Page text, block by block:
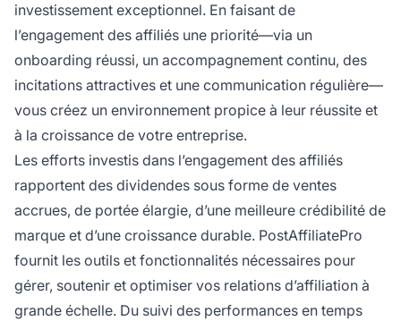
investissement exceptionnel. En faisant de
l’engagement des affiliés une priorité—via un
onboarding réussi, un accompagnement continu, des
incitations attractives et une communication régulière—
vous créez un environnement propice à leur réussite et
à la croissance de votre entreprise.
Les efforts investis dans l’engagement des affiliés
rapportent des dividendes sous forme de ventes
accrues, de portée élargie, d’une meilleure crédibilité de
marque et d’une croissance durable. PostAffiliatePro
fournit les outils et fonctionnalités nécessaires pour
gérer, soutenir et optimiser vos relations d’affiliation à
grande échelle. Du suivi des performances en temps